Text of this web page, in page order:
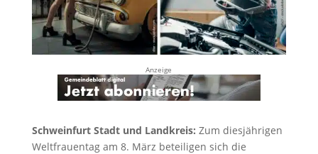
Anzeige
Schweinfurt Stadt und Landkreis: Zum diesjährigen
Weltfrauentag am 8. März beteiligen sich die